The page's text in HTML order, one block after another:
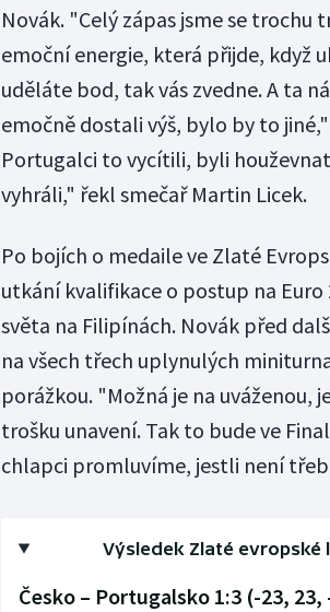
Novák. "Celý zápas jsme se
emoční energie, která přijde, když
uděláte bod, tak vás zvedne. A ta
emočně dostali výš, bylo by to
Portugalci to vycítili, byli
vyhráli," řekl smečař Martin Licek.
Po bojích o medaile ve Zlaté
utkání kvalifikace o postup na
světa na Filipínách. Novák před
na všech třech uplynulých
porážkou. "Možná je na uváženou,
trošku unavení. Tak to bude ve
chlapci promluvíme, jestli není
Výsledek Zlaté evropské
Česko – Portugalsko 1:3 (-23, 23,